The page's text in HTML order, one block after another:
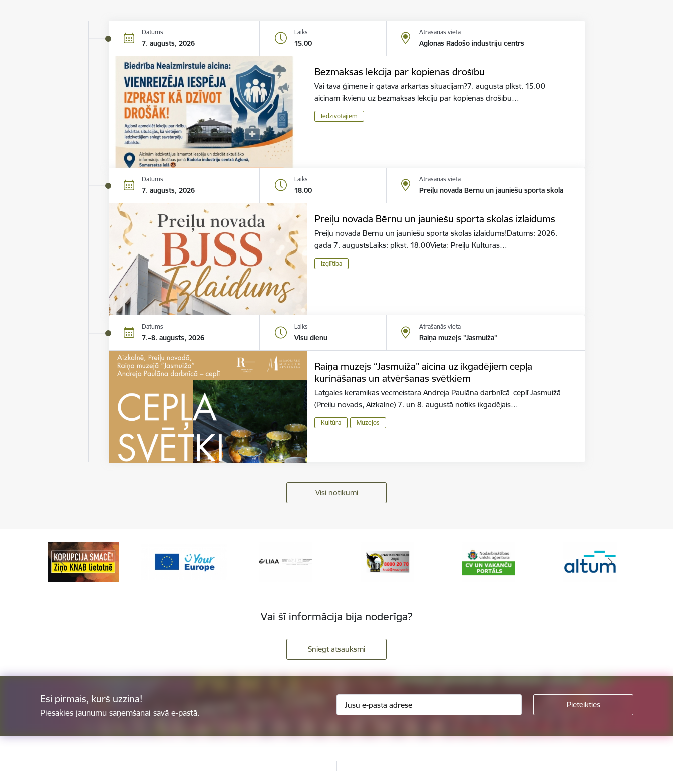
Datums
7. augusts, 2026
Laiks
15.00
Atrašanās vieta
Aglonas Radošo industriju centrs
Bezmaksas lekcija par kopienas drošību
Vai tava ģimene ir gatava ārkārtas situācijām?7. augustā plkst. 15.00
aicinām ikvienu uz bezmaksas lekciju par kopienas drošību…
Iedzīvotājiem
Datums
7. augusts, 2026
Laiks
18.00
Atrašanās vieta
Preiļu novada Bērnu un jauniešu sporta skola
Preiļu novada Bērnu un jauniešu sporta skolas izlaidums
Preiļu novada Bērnu un jauniešu sporta skolas izlaidums!Datums: 2026.
gada 7. augustsLaiks: plkst. 18.00Vieta: Preiļu Kultūras…
Izglītība
Datums
7.–8. augusts, 2026
Laiks
Visu dienu
Atrašanās vieta
Raiņa muzejs "Jasmuiža"
Raiņa muzejs “Jasmuiža” aicina uz ikgadējiem cepļa
kurināšanas un atvēršanas svētkiem
Latgales keramikas vecmeistara Andreja Paulāna darbnīcā–ceplī Jasmuižā
(Preiļu novads, Aizkalne) 7. un 8. augustā notiks ikgadējais…
Kultūra Muzejos
Visi notikumi
Vai šī informācija bija noderīga?
Sniegt atsauksmi
Esi pirmais, kurš uzzina!
Piesakies jaunumu saņemšanai savā e-pastā.